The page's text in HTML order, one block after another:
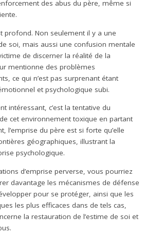
des abus du père, même si
profond. Non seulement il y a une
soi, mais aussi une confusion mentale
de discerner la réalité de la
mentionne des problèmes
ce qui n’est pas surprenant étant
et psychologique subi.
intéressant, c’est la tentative du
cet environnement toxique en partant
l’emprise du père est si forte qu’elle
géographiques, illustrant la
psychologique.
d’emprise perverse, vous pourriez
davantage les mécanismes de défense
pour se protéger, ainsi que les
les plus efficaces dans de tels cas,
la restauration de l’estime de soi et